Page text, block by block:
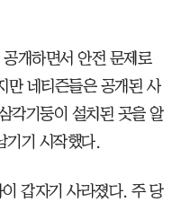
개하면서 안전 문제로
만 네티즌들은 공개된 사
각기둥이 설치된 곳을 알
기기 시작했다.
갑자기 사라졌다. 주 당